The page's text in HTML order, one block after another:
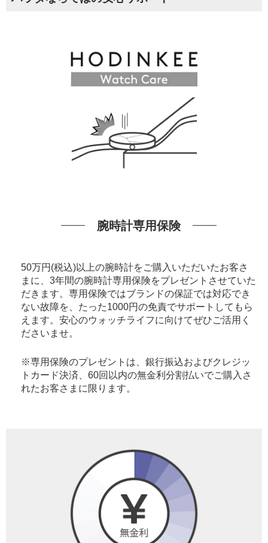
腕時計専用保険
50万円(税込)以上の腕時計をご購入いただいたお客さ
まに、3年間の腕時計専用保険をプレゼントさせていた
だきます。専用保険ではブランドの保証では対応でき
ない故障を、たった1000円の免責でサポートしてもら
えます。安心のウォッチライフに向けてぜひご活用く
ださいませ。
※専用保険のプレゼントは、銀行振込およびクレジッ
トカード決済、60回以内の無金利分割払いでご購入さ
れたお客さまに限ります。